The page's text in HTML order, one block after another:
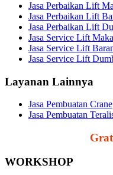
Jasa Perbaikan Lift
Jasa Perbaikan Lift
Jasa Perbaikan Lift
Jasa Service Lift
Jasa Service Lift
Jasa Service Lift
Layanan Lainnya
Jasa Pembuatan Crane
Jasa Pembuatan
WORKSHOP